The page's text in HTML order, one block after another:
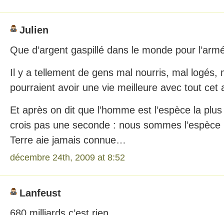
Julien
Que d’argent gaspillé dans le monde pour
Il y a tellement de gens mal nourris, mal logés,
pourraient avoir une vie meilleure avec tout
Et après on dit que l’homme est l’espèce la
crois pas une seconde : nous sommes
Terre aie jamais connue…
décembre 24th, 2009 at 8:52
Lanfeust